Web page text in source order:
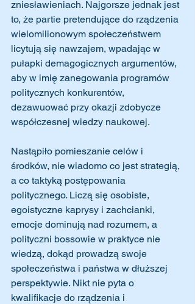
zniesławieniach. Najgorsze jednak jest
to, że partie pretendujące do rządzenia
wielomilionowym społeczeństwem
licytują się nawzajem, wpadając w
pułapki demagogicznych argumentów,
aby w imię zanegowania programów
politycznych konkurentów,
dezawuować przy okazji zdobycze
współczesnej wiedzy naukowej.
Nastąpiło pomieszanie celów i
środków, nie wiadomo co jest strategią,
a co taktyką postępowania
politycznego. Liczą się osobiste,
egoistyczne kaprysy i zachcianki,
emocje dominują nad rozumem, a
polityczni bossowie w praktyce nie
wiedzą, dokąd prowadzą swoje
społeczeństwa i państwa w dłuższej
perspektywie. Nikt nie pyta o
kwalifikacje do rządzenia i